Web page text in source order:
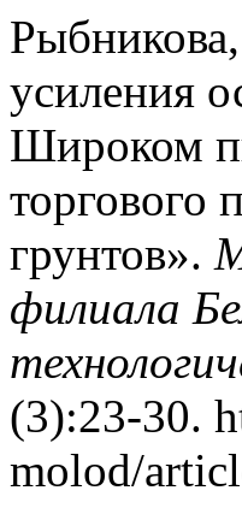
усиления
Широком
торгового
грунтов».
филиала
(3):23-30.
molod/